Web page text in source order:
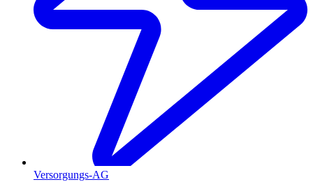
Versorgungs-AG